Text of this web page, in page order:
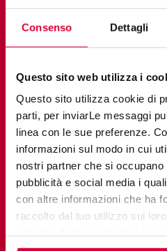
Consenso Dettagli
Questo sito web utilizza i
Questo sito utilizza cookie di
parti, per inviarLe messaggi
linea con le sue preferenze.
informazioni sul modo in cui
nostri partner che si occupano
pubblicità e social media i
con altre informazioni che ha
raccolto dal tuo utilizzo sui
Cómo limpiar el grès
PUESTA
¿Cómo se coloca el
Keope?
¿Cuántos tipos de
porcelánico existen?